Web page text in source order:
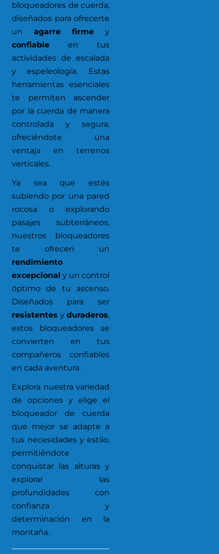
bloqueadores de cuerda,
diseñados para ofrecerte
un agarre firme y
confiable en tus
actividades de escalada
y espeleología. Estas
herramientas esenciales
te permiten ascender
por la cuerda de manera
controlada y segura,
ofreciéndote una
ventaja en terrenos
verticales.
Ya sea que estés
subiendo por una pared
rocosa o explorando
pasajes subterráneos,
nuestros bloqueadores
te ofrecen un
rendimiento
excepcional y un control
óptimo de tu ascenso.
Diseñados para ser
resistentes y duraderos,
estos bloqueadores se
convierten en tus
compañeros confiables
en cada aventura.
Explora nuestra variedad
de opciones y elige el
bloqueador de cuerda
que mejor se adapte a
tus necesidades y estilo,
permitiéndote
conquistar las alturas y
explorar las
profundidades con
confianza y
determinación en la
montaña.